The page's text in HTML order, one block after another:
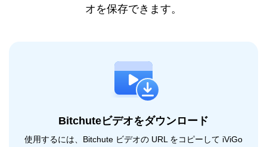
オを保存できます。
Bitchuteビデオをダウンロード
使用するには、Bitchute ビデオの URL をコピーして iViGo